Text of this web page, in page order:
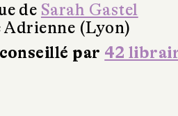
de Sarah Gastel
(Lyon)
par 42